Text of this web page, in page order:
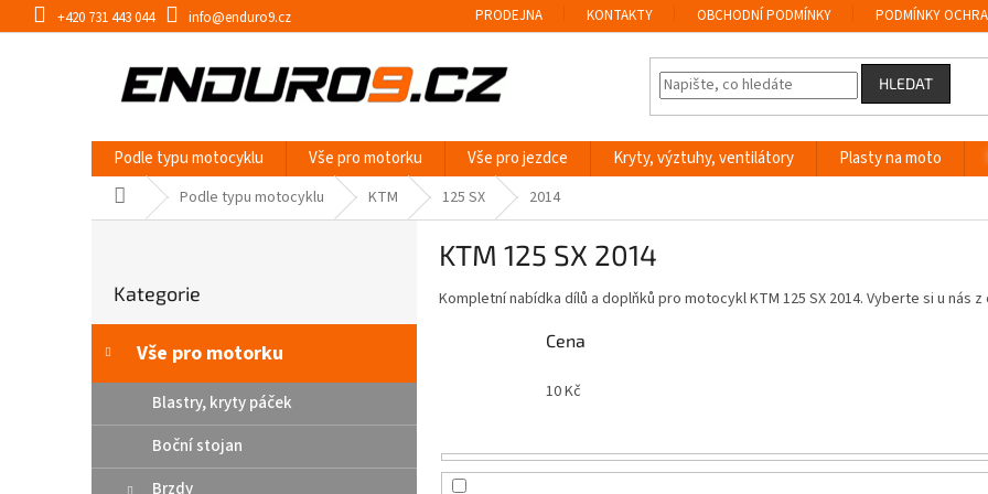
na
+420 731 443 044 info@enduro9.cz PRODEJNA KONTAKTY OBCHODNÍ PODMÍNKY PODMÍNKY
HLEDAT
Podle typu motocyklu Vše pro motorku Vše pro jezdce Kryty, výztuhy, ventilátory Plasty na moto
Domů Podle typu motocyklu KTM 125 SX 2014
r
n
í
a
kategorie
Kategorie
Vše pro motorku
Blastry, kryty páček
Boční stojan
Brzdy
KTM 125 SX 2014
Kompletní nabídka dílů a doplňků pro motocykl KTM 125 SX 2014. Vyberte si u nás
Cena
10Kč